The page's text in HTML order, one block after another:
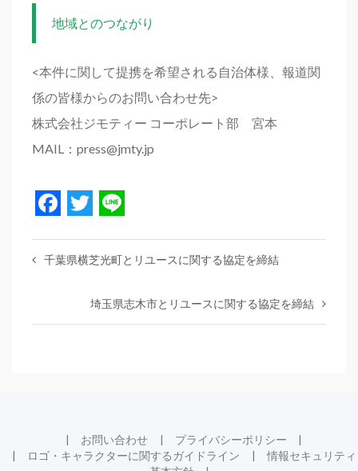
地域とのつながり
<本件に関して提携を希望される自治体様、報道関
係の皆様からのお問い合わせ先>
株式会社ジモティー コーポレート部 宮本
MAIL：press@jmty.jp
Facebook
Twitter
千葉県横芝光町とリユースに関する協定を締結
埼玉県志木市とリユースに関する協定を締結
お問い合わせ
プライバシーポリシー
ロゴ・キャラクターに関するガイドライン
情報セキュリティ